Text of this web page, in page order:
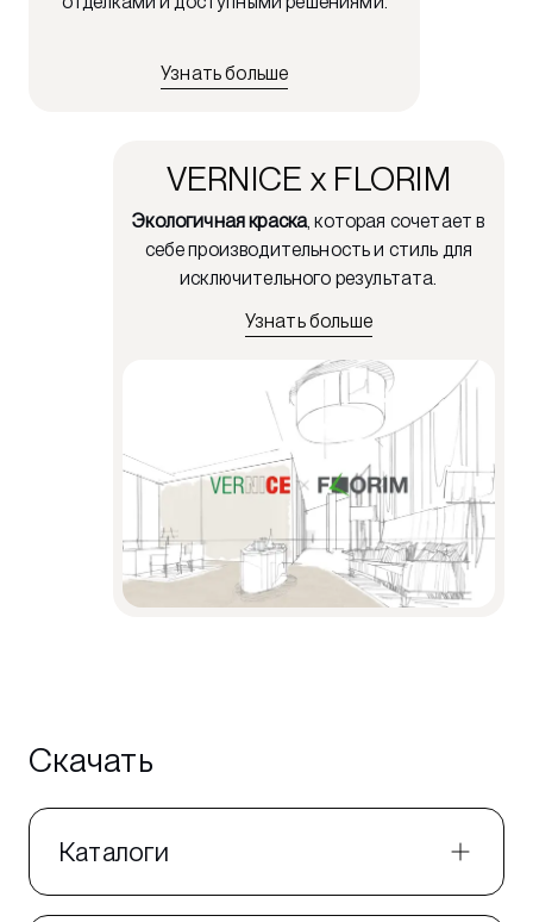
Узнать больше
VERNICE x FLORIM
Экологичная краска, которая сочетает в
себе производительность и стиль для
исключительного результата.
Узнать больше
Скачать
Каталоги